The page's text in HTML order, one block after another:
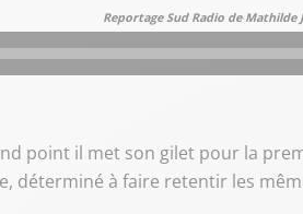
Reportage Sud Radio de Mathilde
point il met son gilet pour la
déterminé à faire retentir les